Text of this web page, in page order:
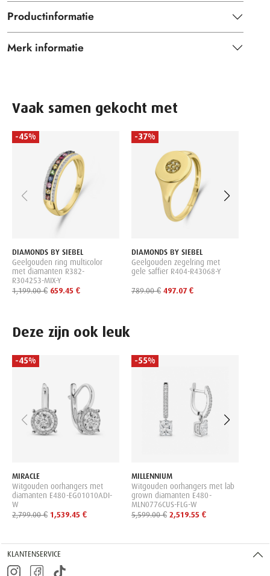
Productinformatie
Merk informatie
Vaak samen gekocht met
-45%
DIAMONDS BY SIEBEL
Geelgouden ring multicolor
met diamanten R382-
R304253-MIX-Y
1,199.00 € 659.45 €
-37%
DIAMONDS BY SIEBEL
Geelgouden zegelring met
gele saffier R404-R43068-Y
789.00 € 497.07 €
Deze zijn ook leuk
-45%
MIRACLE
Witgouden oorhangers met
diamanten E480-EG01010ADI-
W
2,799.00 € 1,539.45 €
-55%
MILLENNIUM
Witgouden oorhangers met lab
grown diamanten E480-
MLN0776CUS-FLG-W
5,599.00 € 2,519.55 €
KLANTENSERVICE